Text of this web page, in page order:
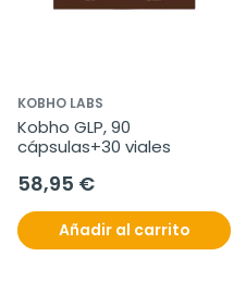
KOBHO LABS
Kobho GLP, 90
cápsulas+30 viales
58,95 €
Añadir al carrito